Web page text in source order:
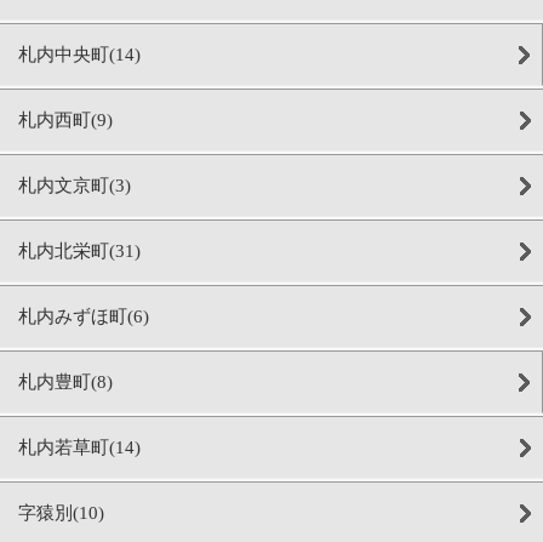
札内中央町(14)
札内西町(9)
札内文京町(3)
札内北栄町(31)
札内みずほ町(6)
札内豊町(8)
札内若草町(14)
字猿別(10)